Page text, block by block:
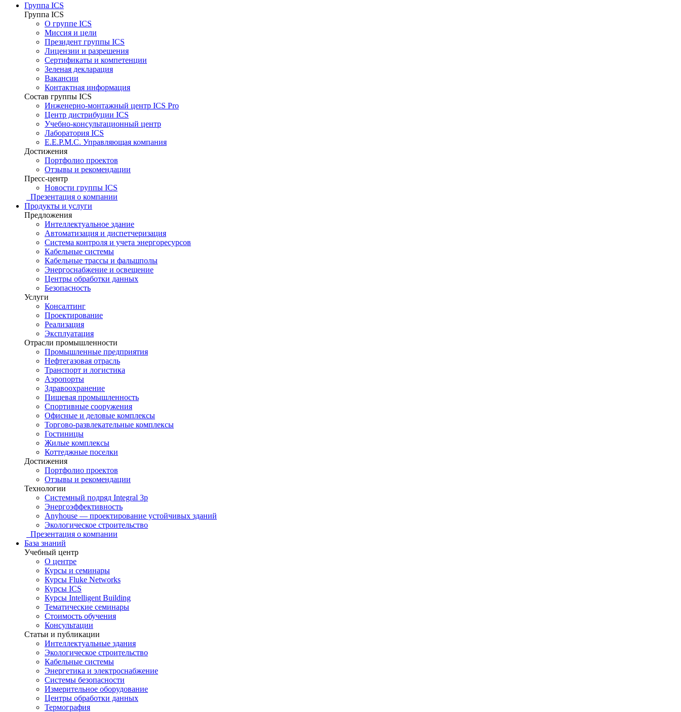
Группа ICS
Группа ICS
О группе ICS
Миссия и цели
Президент группы ICS
Лицензии и разрешения
Сертификаты и компетенции
Зеленая декларация
Вакансии
Контактная информация
Состав группы ICS
Инженерно-монтажный центр ICS Pro
Центр дистрибуции ICS
Учебно-консультационный центр
Лаборатория ICS
E.E.P.M.C. Управляющая компания
Достижения
Портфолио проектов
Отзывы и рекомендации
Пресс-центр
Новости группы ICS
Презентация о компании
Продукты и услуги
Предложения
Интеллектуальное здание
Автоматизация и диспетчеризация
Система контроля и учета энергоресурсов
Кабельные системы
Кабельные трассы и фальшполы
Энергоснабжение и освещение
Центры обработки данных
Безопасность
Услуги
Консалтинг
Проектирование
Реализация
Эксплуатация
Отрасли промышленности
Промышленные предприятия
Нефтегазовая отрасль
Транспорт и логистика
Аэропорты
Здравоохранение
Пищевая промышленность
Спортивные сооружения
Офисные и деловые комплексы
Торгово-развлекательные комплексы
Гостиницы
Жилые комплексы
Коттеджные поселки
Достижения
Портфолио проектов
Отзывы и рекомендации
Технологии
Системный подряд Integral 3p
Энергоэффективность
Anyhouse — проектирование устойчивых зданий
Экологическое строительство
Презентация о компании
База знаний
Учебный центр
О центре
Курсы и семинары
Курсы Fluke Networks
Курсы ICS
Курсы Intelligent Building
Тематические семинары
Стоимость обучения
Консультации
Статьи и публикации
Интеллектуальные здания
Экологическое строительство
Кабельные системы
Энергетика и электроснабжение
Системы безопасности
Измерительное оборудование
Центры обработки данных
Термография